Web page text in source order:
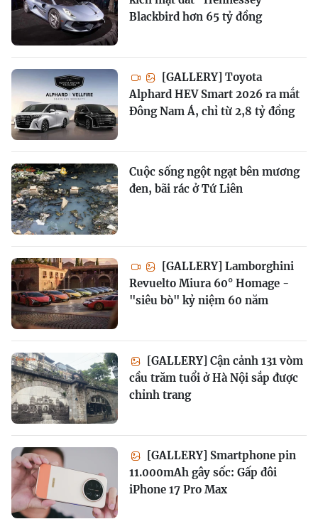
Blackbird hơn 65 tỷ đồng
[GALLERY] Toyota
Alphard HEV Smart 2026 ra mắt
Đông Nam Á, chỉ từ 2,8 tỷ đồng
Cuộc sống ngột ngạt bên mương
đen, bãi rác ở Tứ Liên
[GALLERY] Lamborghini
Revuelto Miura 60° Homage -
"siêu bò" kỷ niệm 60 năm
[GALLERY] Cận cảnh 131 vòm
cầu trăm tuổi ở Hà Nội sắp được
chỉnh trang
[GALLERY] Smartphone pin
11.000mAh gây sốc: Gấp đôi
iPhone 17 Pro Max